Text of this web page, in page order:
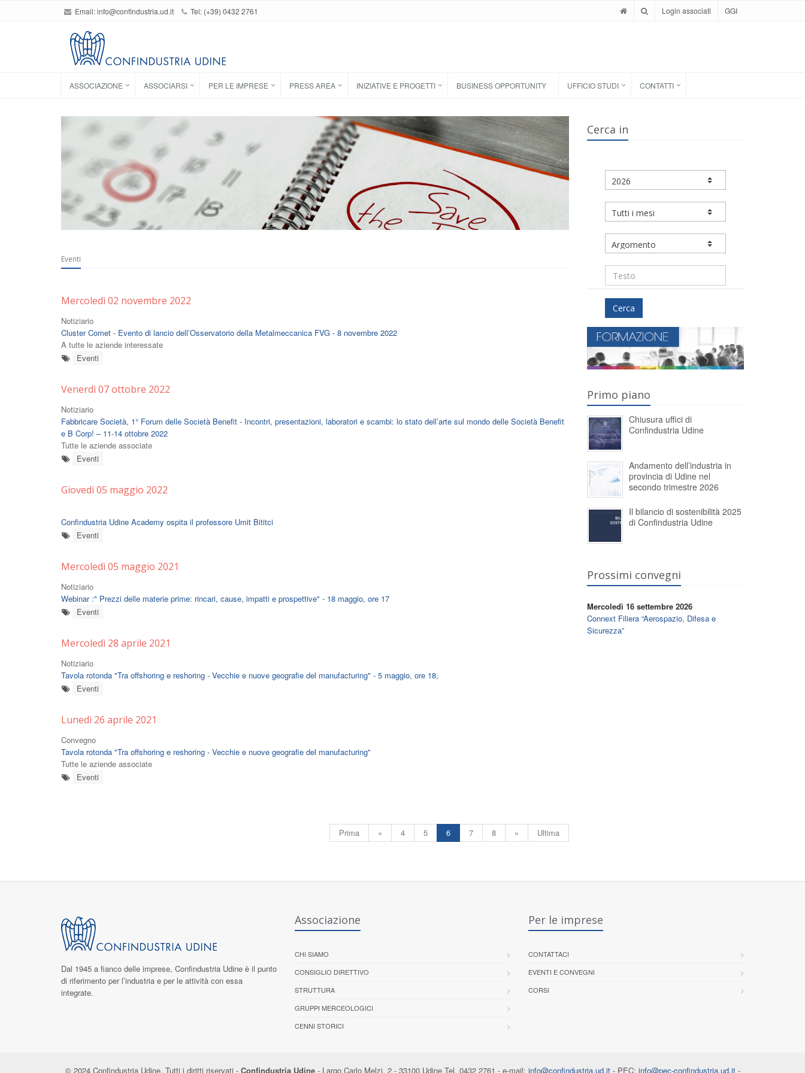
Email:info@confindustria.ud.it Tel: (+39) 0432 2761 Login associati GGI
ASSOCIAZIONE ASSOCIARSI PER LE IMPRESE PRESS AREA INIZIATIVE E PROGETTI BUSINESS OPPORTUNITY UFFICIO STUDI CONTATTI
Eventi
Mercoledì 02 novembre 2022
Notiziario
Cluster Comet - Evento di lancio dell’Osservatorio della Metalmeccanica FVG - 8 novembre 2022
A tutte le aziende interessate
Eventi
Venerdì 07 ottobre 2022
Notiziario
Fabbricare Società, 1° Forum delle Società Benefit - Incontri, presentazioni, laboratori e scambi: lo stato dell’arte sul mondo delle Società Benefit
e B Corp! – 11-14 ottobre 2022
Tutte le aziende associate
Eventi
Giovedì 05 maggio 2022
Confindustria Udine Academy ospita il professore Umit Bititci
Eventi
Mercoledì 05 maggio 2021
Notiziario
Webinar :" Prezzi delle materie prime: rincari, cause, impatti e prospettive" - 18 maggio, ore 17
Eventi
Mercoledì 28 aprile 2021
Notiziario
Tavola rotonda "Tra offshoring e reshoring - Vecchie e nuove geografie del manufacturing" - 5 maggio, ore 18,
Eventi
Lunedì 26 aprile 2021
Convegno
Tavola rotonda "Tra offshoring e reshoring - Vecchie e nuove geografie del manufacturing"
Tutte le aziende associate
Eventi
Prima « 4 5 6 7 8 » Ultima
Cerca in
Cerca
Primo piano
Chiusura uffici di
Confindustria Udine
Andamento dell’industria in
provincia di Udine nel
secondo trimestre 2026
Il bilancio di sostenibilità 2025
di Confindustria Udine
Prossimi convegni
Mercoledì 16 settembre 2026
Connext Filiera “Aerospazio, Difesa e
Sicurezza”
Dal 1945 a fianco delle imprese, Confindustria Udine è il punto
di riferimento per l’industria e per le attività con essa
integrate.
Associazione
CHI SIAMO
CONSIGLIO DIRETTIVO
STRUTTURA
GRUPPI MERCEOLOGICI
CENNI STORICI
Per le imprese
CONTATTACI
EVENTI E CONVEGNI
CORSI
© 2024 Confindustria Udine. Tutti i diritti riservati - Confindustria Udine- Largo Carlo Melzi, 2 - 33100 Udine Tel. 0432 2761 - e-mail: info@confindustria.ud.it- PEC: info@pec-confindustria.ud.it-